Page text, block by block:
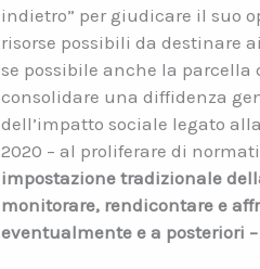
indietro” per giudicare il suo
risorse possibili da destinare
se possibile anche la
consolidare una diffidenza
dell’impatto sociale legato
2020 – al proliferare di
impostazione tradizionale
monitorare, rendicontare e
eventualmente e a posteriori